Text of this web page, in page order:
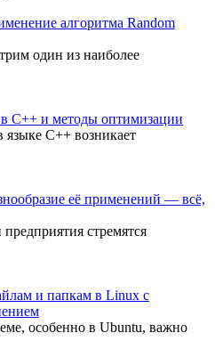
алгоритма Random
один из наиболее
в C++ и методы оптимизации
C++ возникает
её применений — всё,
стремятся
и папкам в Linux с
особенно в Ubuntu, важно